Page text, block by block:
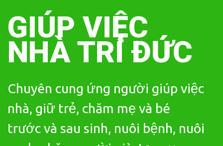
contentGIÚP VIỆC
NHÀ TRÍ ĐỨC
Chuyên cung ứng người giúp việc
nhà, giữ trẻ, chăm mẹ và bé
trước và sau sinh, nuôi bệnh, nuôi